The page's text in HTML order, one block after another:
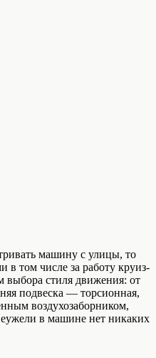
машину с улицы, то
в том числе за работу круиз-
выбора стиля движения: от
подвеска — торсионная,
воздухозаборником,
в машине нет никаких